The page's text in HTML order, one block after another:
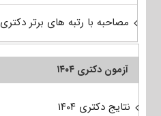
مصاحبه با رتبه های برتر دکتری
آزمون دکتری ۱۴۰۴
نتایج دکتری ۱۴۰۴